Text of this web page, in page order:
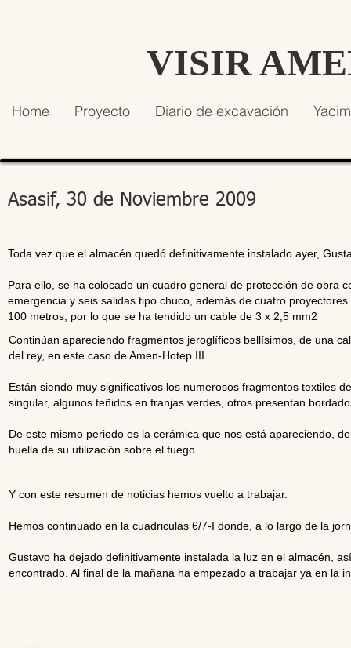
VISIR
Home Proyecto Diario de excavación
Asasif, 30 de Noviembre 2009
Toda vez que el almacén quedó definitivamente instalado ayer,
Para ello, se ha colocado un cuadro general de protección de obra
emergencia y seis salidas tipo chuco, además de cuatro
100 metros, por lo que se ha tendido un cable de 3 x 2,5 mm2
Continúan apareciendo fragmentos jeroglíficos bellísimos, de una
del rey, en este caso de Amen-Hotep III.
Están siendo muy significativos los numerosos fragmentos textiles
singular, algunos teñidos en franjas verdes, otros presentan
De este mismo periodo es la cerámica que nos está apareciendo,
huella de su utilización sobre el fuego.
Y con este resumen de noticias hemos vuelto a trabajar.
Hemos continuado en la cuadriculas 6/7-I donde, a lo largo de la
Gustavo ha dejado definitivamente instalada la luz en el almacén,
encontrado. Al final de la mañana ha empezado a trabajar ya en la